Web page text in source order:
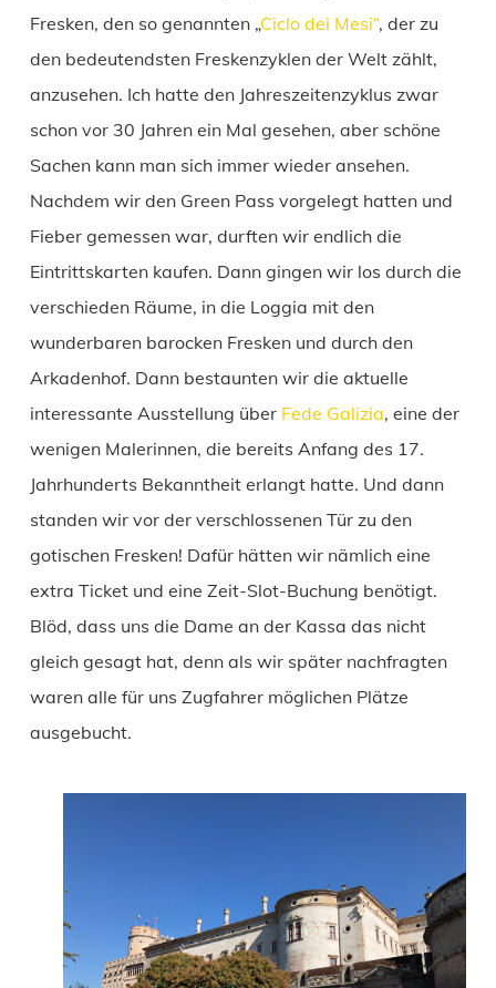
Fresken, den so genannten „Ciclo dei Mesi“, der zu
den bedeutendsten Freskenzyklen der Welt zählt,
anzusehen. Ich hatte den Jahreszeitenzyklus zwar
schon vor 30 Jahren ein Mal gesehen, aber schöne
Sachen kann man sich immer wieder ansehen.
Nachdem wir den Green Pass vorgelegt hatten und
Fieber gemessen war, durften wir endlich die
Eintrittskarten kaufen. Dann gingen wir los durch die
verschieden Räume, in die Loggia mit den
wunderbaren barocken Fresken und durch den
Arkadenhof. Dann bestaunten wir die aktuelle
interessante Ausstellung über Fede Galizia, eine der
wenigen Malerinnen, die bereits Anfang des 17.
Jahrhunderts Bekanntheit erlangt hatte. Und dann
standen wir vor der verschlossenen Tür zu den
gotischen Fresken! Dafür hätten wir nämlich eine
extra Ticket und eine Zeit-Slot-Buchung benötigt.
Blöd, dass uns die Dame an der Kassa das nicht
gleich gesagt hat, denn als wir später nachfragten
waren alle für uns Zugfahrer möglichen Plätze
ausgebucht.